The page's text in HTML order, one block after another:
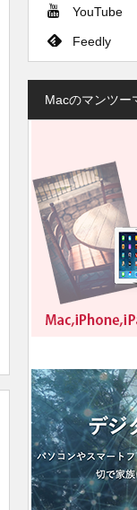
YouTube
Feedly
Macのマンツー